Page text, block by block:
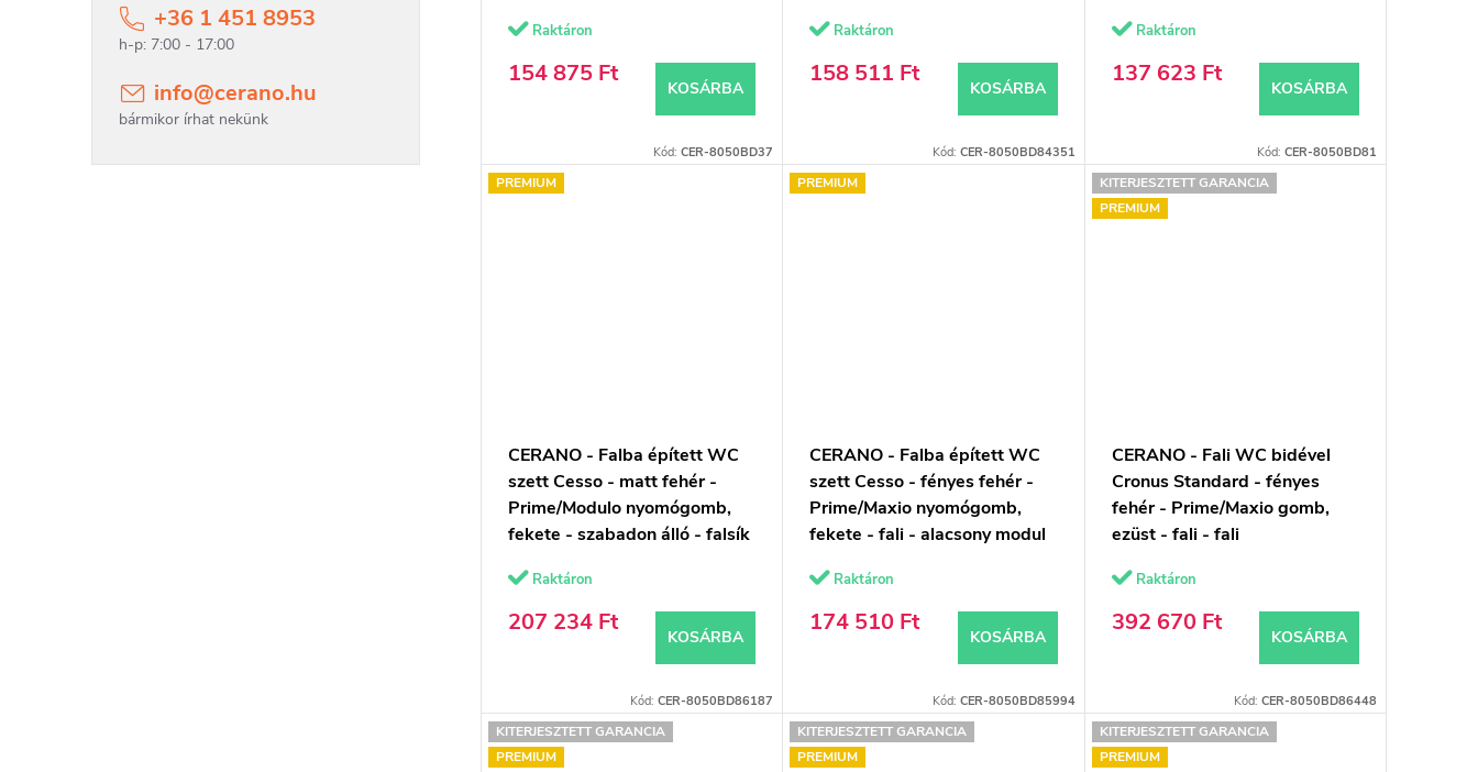
info@cerano.hu
+36 1 451 8953
előtti/gipszkarton - 49x36 cm
Raktáron
154 875 Ft
KOSÁRBA
Kód:CER-8050BD37
Raktáron
158 511 Ft
KOSÁRBA
Kód: CER-8050BD84351
Raktáron
137 623 Ft
KOSÁRBA
Kód: CER-8050BD81
PREMIUM
CERANO - Falba épített WC
szett Cesso - matt fehér -
Prime/Modulo nyomógomb,
fekete - szabadon álló - falsík
49x36 cm
Raktáron
207 234 Ft
KOSÁRBA
Kód:CER-8050BD86187
PREMIUM
CERANO - Falba épített WC
szett Cesso - fényes fehér -
Prime/Maxio nyomógomb,
fekete - fali - alacsony modul
49x36 cm
Raktáron
174 510 Ft
KOSÁRBA
Kód: CER-8050BD85994
KITERJESZTETT GARANCIA
PREMIUM
CERANO - Fali WC bidével
Cronus Standard - fényes
fehér - Prime/Maxio gomb,
ezüst - fali - fali
59,3x38,4 cm
Raktáron
392 670 Ft
KOSÁRBA
Kód: CER-8050BD86448
KITERJESZTETT GARANCIA
PREMIUM
KITERJESZTETT GARANCIA
PREMIUM
KITERJESZTETT GARANCIA
PREMIUM